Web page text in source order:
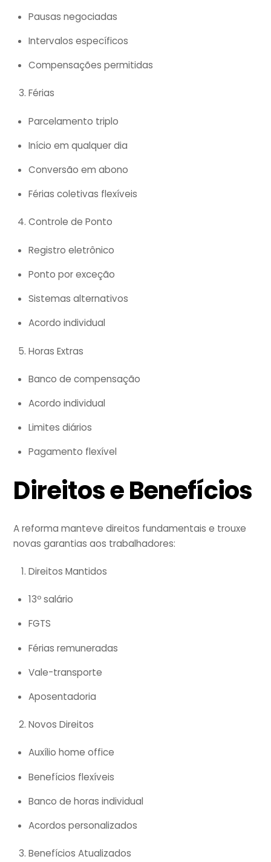
Pausas negociadas
Intervalos específicos
Compensações permitidas
Férias
Parcelamento triplo
Início em qualquer dia
Conversão em abono
Férias coletivas flexíveis
Controle de Ponto
Registro eletrônico
Ponto por exceção
Sistemas alternativos
Acordo individual
Horas Extras
Banco de compensação
Acordo individual
Limites diários
Pagamento flexível
Direitos e Benefícios
A reforma manteve direitos fundamentais e trouxe
novas garantias aos trabalhadores:
Direitos Mantidos
13º salário
FGTS
Férias remuneradas
Vale-transporte
Aposentadoria
Novos Direitos
Auxílio home office
Benefícios flexíveis
Banco de horas individual
Acordos personalizados
Benefícios Atualizados